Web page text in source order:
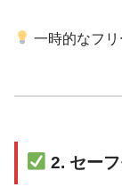
一時的なフリ
2. セー